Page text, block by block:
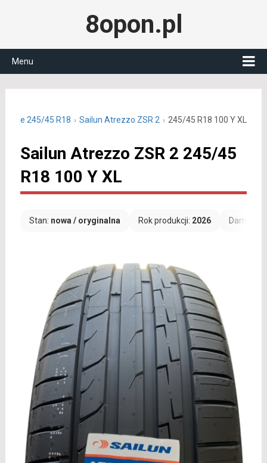
8opon.pl
Menu
letnie 245/45 R18 Sailun Atrezzo ZSR 2 245/45 R18 100 Y XL
Sailun Atrezzo ZSR 2 245/45
R18 100 Y XL
Stan: nowa / oryginalna Rok produkcji: 2026